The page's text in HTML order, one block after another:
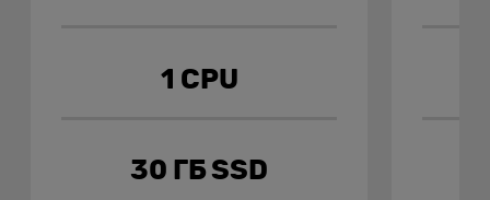
1 CPU
30 ГБ SSD